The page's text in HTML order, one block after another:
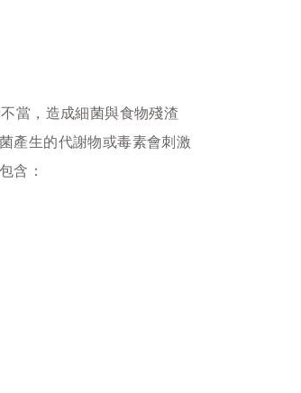
當，造成細菌與食物殘渣
產生的代謝物或毒素會刺激
含：